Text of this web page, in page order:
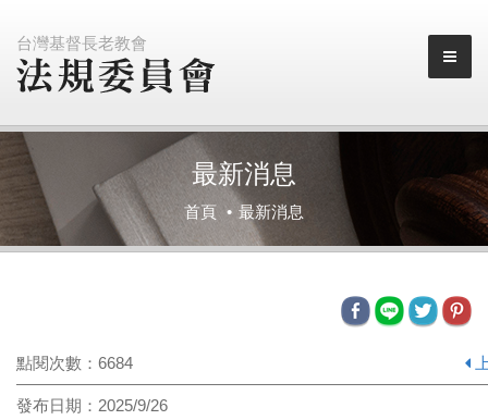
台灣基督長老教會
最新消息
首頁 最新消息
點閱次數：6684
發布日期：2025/9/26